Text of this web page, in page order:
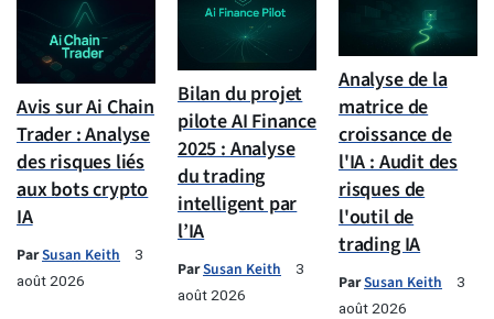
Avis sur Ai Chain
Trader : Analyse
des risques liés
aux bots crypto
IA
ParSusan Keith
3
août 2026
Bilan du projet
pilote AI Finance
2025 : Analyse
du trading
intelligent par
l’IA
ParSusan Keith
3
août 2026
Analyse de la
matrice de
croissance de
l'IA : Audit des
risques de
l'outil de
trading IA
ParSusan Keith
3
août 2026